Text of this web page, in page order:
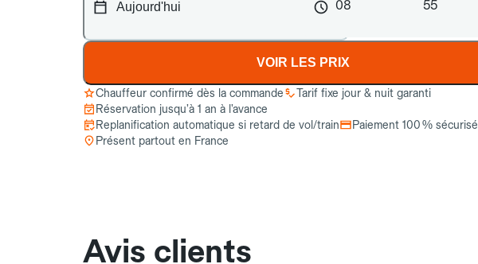
08 55
VOIR LES PRIX
Chauffeur confirmé dès la commande
Tarif fixe jour & nuit garanti
Réservation jusqu’à 1 an à l’avance
Replanification automatique si retard de vol/train
Paiement 100 % sécurisé
Présent partout en France
Avis clients